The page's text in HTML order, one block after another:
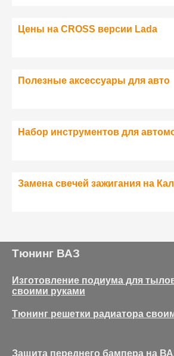
Цены на CROSS версии Lada
Полезные аксессуары для авто
Набор инструментов для
Замена свечей зажигания на
Тюнинг ВАЗ
Изготовление подиума для
своими руками
Тюнинг решетки радиатора
Защита переднего бампера на